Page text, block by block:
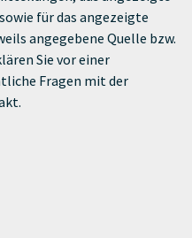
für das angezeigte
angegebene Quelle bzw.
Sie vor einer
Fragen mit der